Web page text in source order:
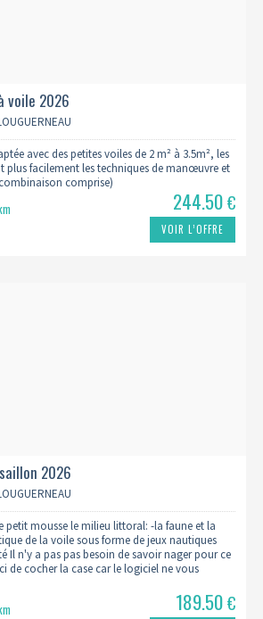
voile 2026
avec des petites voiles de 2 m² à 3.5m², les
plus facilement les techniques de manœuvre et
comprise)
244.50€
VOIR L’OFFRE
2026
petit mousse le milieu littoral: -la faune et la
de la voile sous forme de jeux nautiques
Il n'y a pas pas besoin de savoir nager pour ce
de cocher la case car le logiciel ne vous
189.50€